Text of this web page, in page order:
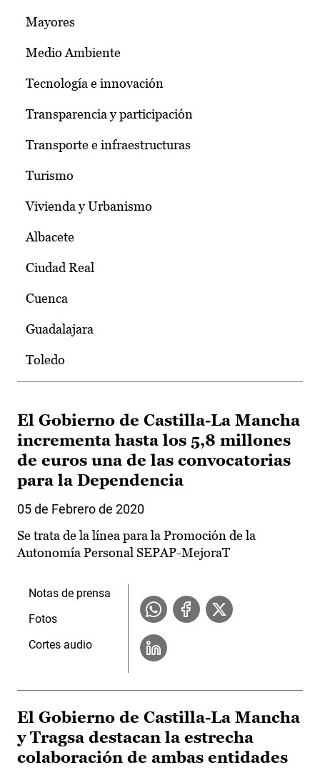
Mayores
Medio Ambiente
Tecnología e innovación
Transparencia y participación
Transporte e infraestructuras
Turismo
Vivienda y Urbanismo
Albacete
Ciudad Real
Cuenca
Guadalajara
Toledo
El Gobierno de Castilla-La Mancha
incrementa hasta los 5,8 millones
de euros una de las convocatorias
para la Dependencia
05 de Febrero de 2020
Se trata de la línea para la Promoción de la
Autonomía Personal SEPAP-MejoraT
Notas de prensa
Fotos
Cortes audio
El Gobierno de Castilla-La Mancha
y Tragsa destacan la estrecha
colaboración de ambas entidades